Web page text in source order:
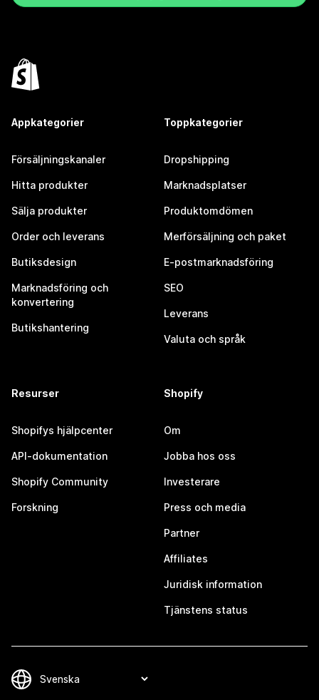
Appkategorier
Försäljningskanaler
Hitta produkter
Sälja produkter
Order och leverans
Butiksdesign
Marknadsföring och
konvertering
Butikshantering
Toppkategorier
Dropshipping
Marknadsplatser
Produktomdömen
Merförsäljning och paket
E-postmarknadsföring
SEO
Leverans
Valuta och språk
Resurser
Shopifys hjälpcenter
API-dokumentation
Shopify Community
Forskning
Shopify
Om
Jobba hos oss
Investerare
Press och media
Partner
Affiliates
Juridisk information
Tjänstens status